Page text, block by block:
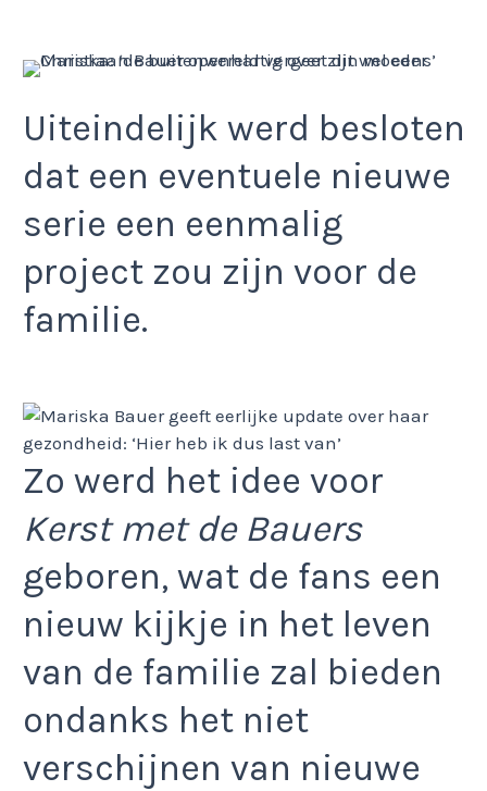
Uiteindelijk werd besloten
dat een eventuele nieuwe
serie een eenmalig
project zou zijn voor de
familie.
Zo werd het idee voor
Kerst met de Bauers
geboren, wat de fans een
nieuw kijkje in het leven
van de familie zal bieden
ondanks het niet
verschijnen van nieuwe